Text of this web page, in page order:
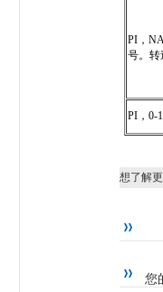
PI，
号。转
PI，0-
想了解
您